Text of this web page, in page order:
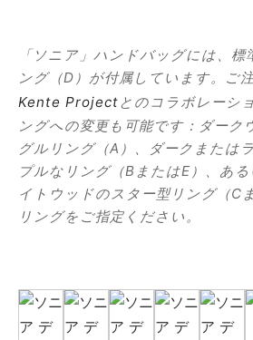
「ソニア」ハンドバッグには、標
ング（D ）が付属しています。ご
Kente Project とのコラボレーシ
ングへの変更も可能です：ダーク
グルリング（A ）、ダークまたは
プルなリング（B またはE ）、あ
イトウッドのスター型リング（C
リングをご指定ください。